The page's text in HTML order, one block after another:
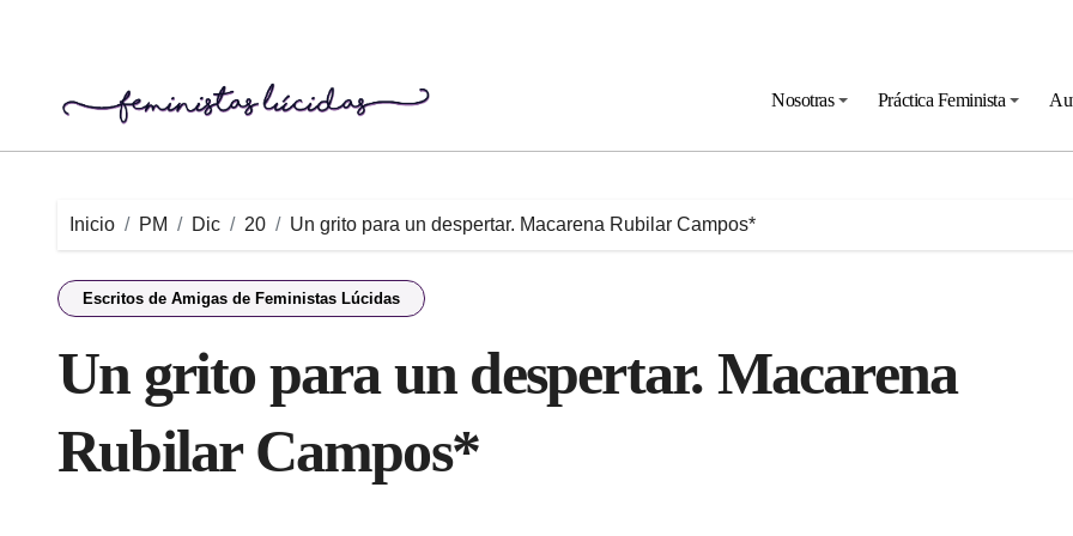
Nosotras
Práctica Feminista
Inicio PM Dic 20 Un grito para un despertar. Macarena Rubilar Campos*
Escritos de Amigas de Feministas Lúcidas
Un grito para un despertar. Macarena
Rubilar Campos*